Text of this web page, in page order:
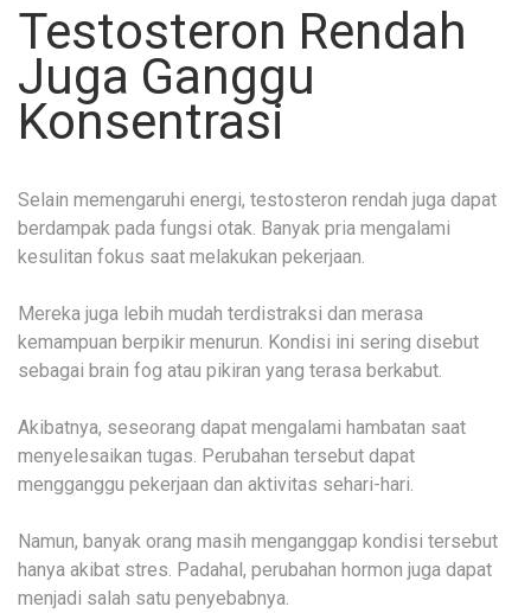
Testosteron Rendah
Juga Ganggu
Konsentrasi
Selain memengaruhi energi, testosteron rendah juga dapat
berdampak pada fungsi otak. Banyak pria mengalami
kesulitan fokus saat melakukan pekerjaan.
Mereka juga lebih mudah terdistraksi dan merasa
kemampuan berpikir menurun. Kondisi ini sering disebut
sebagai brain fog atau pikiran yang terasa berkabut.
Akibatnya, seseorang dapat mengalami hambatan saat
menyelesaikan tugas. Perubahan tersebut dapat
mengganggu pekerjaan dan aktivitas sehari-hari.
Namun, banyak orang masih menganggap kondisi tersebut
hanya akibat stres. Padahal, perubahan hormon juga dapat
menjadi salah satu penyebabnya.